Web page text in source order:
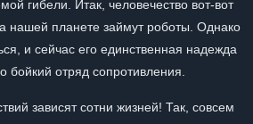
гибели. Итак, человечество вот-вот
нашей планете займут роботы. Однако
и сейчас его единственная надежда
отряд сопротивления.
зависят сотни жизней! Так, совсем